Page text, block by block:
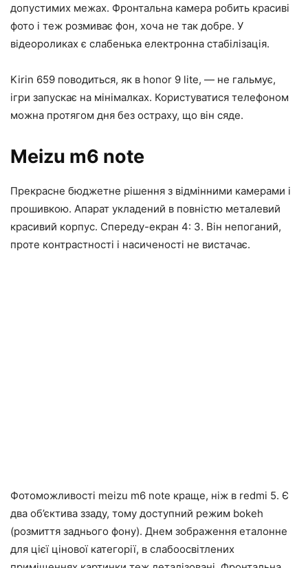
допустимих межах. Фронтальна камера робить красиві
фото і теж розмиває фон, хоча не так добре. У
відеороликах є слабенька електронна стабілізація.
Kirin 659 поводиться, як в honor 9 lite, — не гальмує,
ігри запускає на мінімалках. Користуватися телефоном
можна протягом дня без остраху, що він сяде.
Meizu m6 note
Прекрасне бюджетне рішення з відмінними камерами і
прошивкою. Апарат укладений в повністю металевий
красивий корпус. Спереду-екран 4: 3. Він непоганий,
проте контрастності і насиченості не вистачає.
Фотоможливості meizu m6 note краще, ніж в redmi 5. Є
два об’єктива ззаду, тому доступний режим bokeh
(розмиття заднього фону). Днем зображення еталонне
для цієї цінової категорії, в слабоосвітлених